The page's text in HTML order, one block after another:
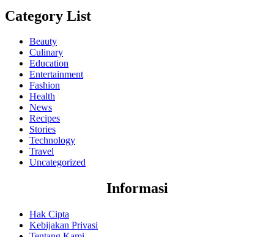
Category List
Beauty
Culinary
Education
Entertainment
Fashion
Health
News
Recipes
Stories
Technology
Travel
Uncategorized
Informasi
Hak Cipta
Kebijakan Privasi